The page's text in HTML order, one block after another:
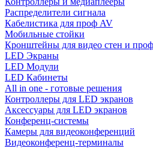
Распределители сигнала
Кабелистика для проф AV
Мобильные стойки
Кронштейны для видео стен и
LED Экраны
LED Модули
LED Кабинеты
All in one - готовые решения
Контроллеры для LED экранов
Аксессуары для LED экранов
Конференц-системы
Камеры для видеоконференций
Видеоконференц-терминалы